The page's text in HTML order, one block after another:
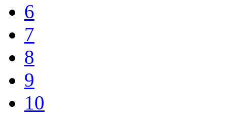
6
7
8
9
10